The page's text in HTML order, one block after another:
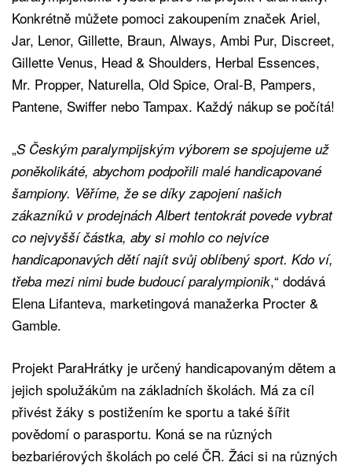
Konkrétně můžete pomoci zakoupením značek Ariel,
Jar, Lenor, Gillette, Braun, Always, Ambi Pur, Discreet,
Gillette Venus, Head & Shoulders, Herbal Essences,
Mr. Propper, Naturella, Old Spice, Oral-B, Pampers,
Pantene, Swiffer nebo Tampax. Každý nákup se počítá!
„S Českým paralympijským výborem se spojujeme už
poněkolikáté, abychom podpořili malé handicapované
šampiony. Věříme, že se díky zapojení našich
zákazníků v prodejnách Albert tentokrát povede vybrat
co nejvyšší částka, aby si mohlo co nejvíce
handicaponavých dětí najít svůj oblíbený sport. Kdo ví,
třeba mezi nimi bude budoucí paralympionik,“ dodává
Elena Lifanteva, marketingová manažerka Procter &
Gamble.
Projekt ParaHrátky je určený handicapovaným dětem a
jejich spolužákům na základních školách. Má za cíl
přivést žáky s postižením ke sportu a také šířit
povědomí o parasportu. Koná se na různých
bezbariérových školách po celé ČR. Žáci si na různých